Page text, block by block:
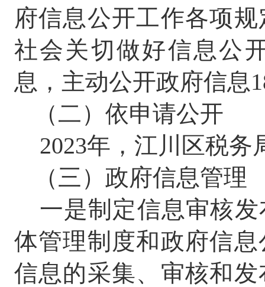
府信息公开工作各项
社会关切做好信息公
息，主动公开政府信息
（二）依申请公开
2023年，江川区税务
（三）政府信息管理
一是制定信息审核
体管理制度和政府信
信息的采集、审核和